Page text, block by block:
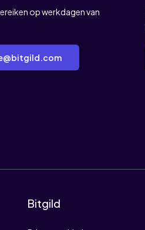
op werkdagen van
Bitgild